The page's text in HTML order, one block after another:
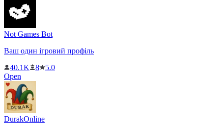
Not Games Bot
Ваш один ігровий профіль
40.1K
8
5.0
Open
DurakOnline